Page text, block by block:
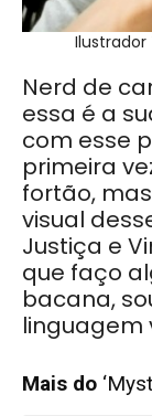
Ilustrador
Nerd de
essa é a
com esse
primeira
fortão,
visual
Justiça e
que faço
bacana,
linguagem
Mais do ‘